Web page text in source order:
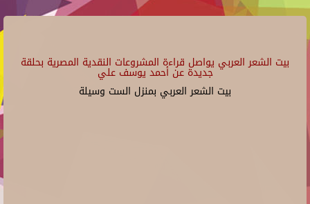
بيت الشعر العربي يواصل قراءة المشروعات النقدية المصرية بحلقة
جديدة عن أحمد يوسف علي
بيت الشعر العربي بمنزل الست وسيلة